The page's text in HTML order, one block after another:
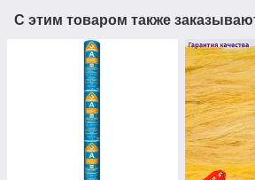
С этим товаром также